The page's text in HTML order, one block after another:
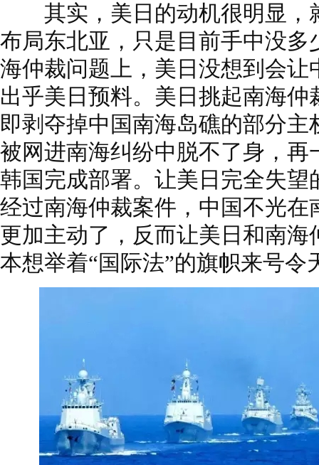
其实，美日的动机很明显，
布局东北亚，只是目前手中没多
海仲裁问题上，美日没想到会让
出乎美日预料。美日挑起南海
即剥夺掉中国南海岛礁的部分
被网进南海纠纷中脱不了身，再
韩国完成部署。让美日完全失望
经过南海仲裁案件，中国不光在
更加主动了，反而让美日和南
本想举着“国际法”的旗帜来号令